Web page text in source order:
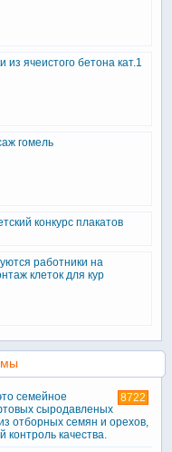
из ячеистого бетона кат.1
гомель
конкурс плакатов
работники на
клеток для кур
8722
семейное
сыродавленых
отборных семян и орехов,
контроль качества.